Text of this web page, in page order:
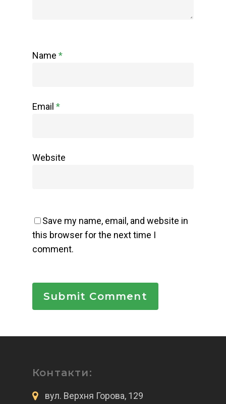
Name *
Email *
Website
Save my name, email, and website in
this browser for the next time I
comment.
Контакти:
вул. Верхня Горова, 129